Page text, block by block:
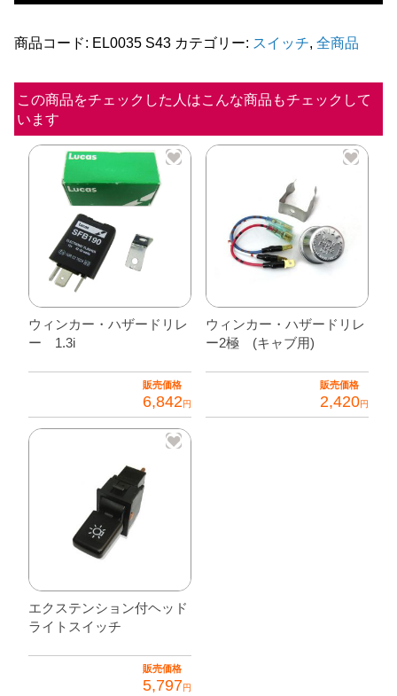
ッ
商品コード: EL0035 S43 カテゴリー: スイッチ, 全商品
この商品をチェックした人はこんな商品もチェックして
います
ウィンカー・ハザードリレ
ー 1.3i
販売価格
6,842円
ウィンカー・ハザードリレ
ー2極 (キャブ用)
販売価格
2,420円
エクステンション付ヘッド
ライトスイッチ
販売価格
5,797円